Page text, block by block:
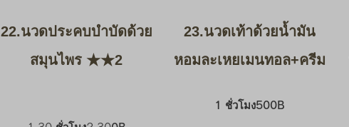
22.นวดประคบบำบัดด้วย
สมุนไพร ★★2
23.นวดเท้าด้วยน้ำมัน
หอมละเหยเมนทอล+ครีม
1 ชั่วโมง500B